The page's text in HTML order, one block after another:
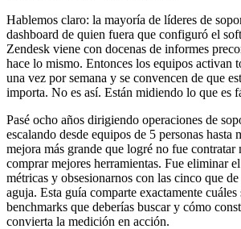
Hablemos claro: la mayoría de líderes de
dashboard de quien fuera que configuró el
Zendesk viene con docenas de informes
hace lo mismo. Entonces los equipos activan
una vez por semana y se convencen de que
importa. No es así. Están midiendo lo que es
Pasé ocho años dirigiendo operaciones de
escalando desde equipos de 5 personas hasta
mejora más grande que logré no fue contratar
comprar mejores herramientas. Fue eliminar
métricas y obsesionarnos con las cinco que
aguja. Esta guía comparte exactamente
benchmarks que deberías buscar y cómo
convierta la medición en acción.